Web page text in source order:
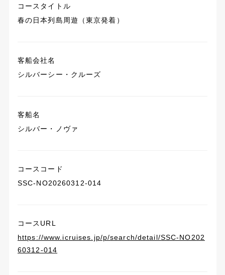
コースタイトル
春の日本列島周遊（東京発着）
客船会社名
シルバーシー・クルーズ
客船名
シルバー・ノヴァ
コースコード
SSC-NO20260312-014
コースURL
https://www.icruises.jp/p/search/detail/SSC-NO202
60312-014